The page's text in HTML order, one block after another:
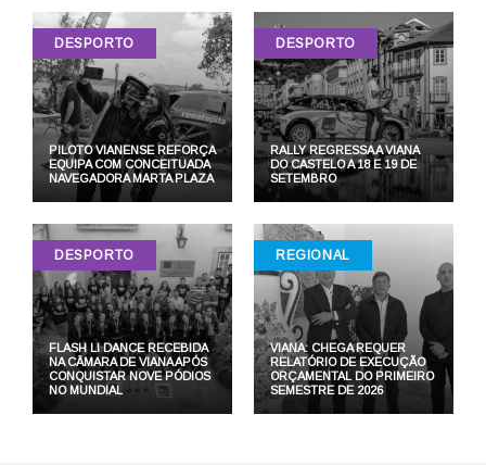
DESPORTO
PILOTO VIANENSE REFORÇA
EQUIPA COM CONCEITUADA
NAVEGADORA MARTA PLAZA
DESPORTO
RALLY REGRESSA A VIANA
DO CASTELO A 18 E 19 DE
SETEMBRO
DESPORTO
FLASH LI DANCE RECEBIDA
NA CÂMARA DE VIANA APÓS
CONQUISTAR NOVE PÓDIOS
NO MUNDIAL
REGIONAL
VIANA: CHEGA REQUER
RELATÓRIO DE EXECUÇÃO
ORÇAMENTAL DO PRIMEIRO
SEMESTRE DE 2026